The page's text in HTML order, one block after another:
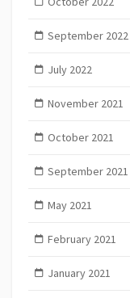
September 2022
July 2022
November 2021
October 2021
September 2021
May 2021
February 2021
January 2021